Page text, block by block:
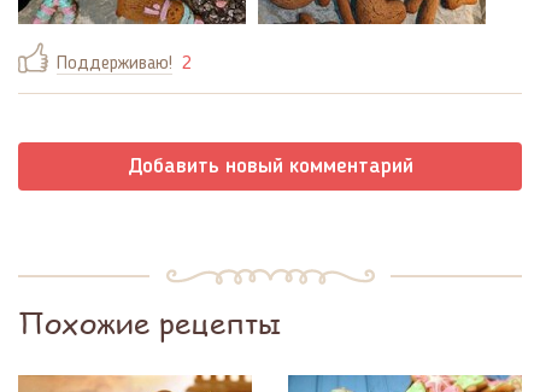
Поддерживаю! 2
Добавить новый комментарий
Похожие рецепты